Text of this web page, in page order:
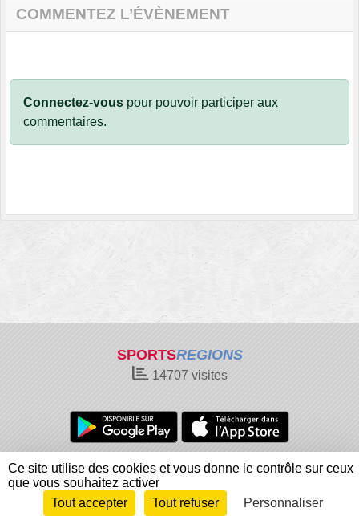
COMMENTEZ L’ÉVÈNEMENT
Connectez-vous pour pouvoir participer aux
commentaires.
SPORTSREGIONS
14707 visites
Charte cookies
Gestion des cookies
Informations légales
Signaler un contenu inapproprié
Envie de participer ?
Connexion
Ce site utilise des cookies et vous donne le contrôle sur ceux
que vous souhaitez activer
Tout accepter
Tout refuser Personnaliser